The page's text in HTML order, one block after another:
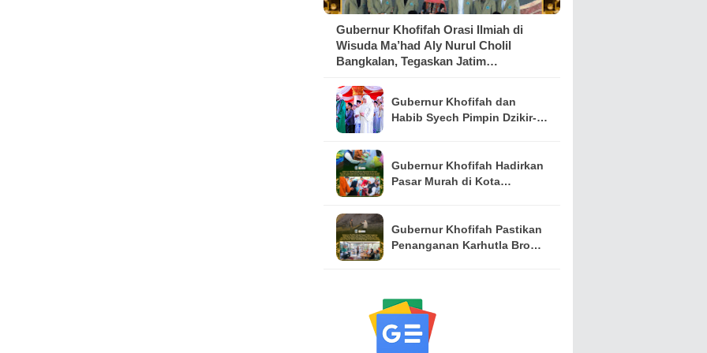
Gubernur Khofifah Orasi Ilmiah di
Wisuda Ma’had Aly Nurul Cholil
Bangkalan, Tegaskan Jatim
Gubernur Khofifah dan
Habib Syech Pimpin Dzikir-
Pahlawan dan Perkuat
Persatuan
Gubernur Khofifah Hadirkan
Pasar Murah di Kota
Daya Beli Masyarakat
Gubernur Khofifah Pastikan
Penanganan Karhutla Bromo